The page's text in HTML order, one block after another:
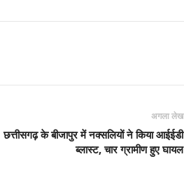
अगला लेख
छत्तीसगढ़ के बीजापुर में नक्सलियों ने किया आईईडी
ब्लास्ट, चार ग्रामीण हुए घायल